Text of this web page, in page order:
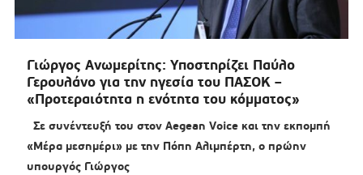
Γιώργος Ανωμερίτης: Υποστηρίζει Παύλο
Γερουλάνο για την ηγεσία του ΠΑΣΟΚ –
«Προτεραιότητα η ενότητα του κόμματος»
Σε συνέντευξή του στον Aegean Voice και την εκπομπή
«Μέρα μεσημέρι» με την Πόπη Αλιμπέρτη, ο πρώην
υπουργός Γιώργος